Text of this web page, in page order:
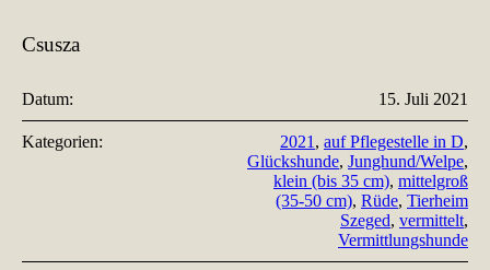
Csusza
Datum: 15. Juli 2021
Kategorien: 2021 , auf Pflegestelle in D,
Glückshunde, Junghund/Welpe,
klein (bis 35 cm), mittelgroß
(35-50 cm), Rüde, Tierheim
Szeged, vermittelt,
Vermittlungshunde